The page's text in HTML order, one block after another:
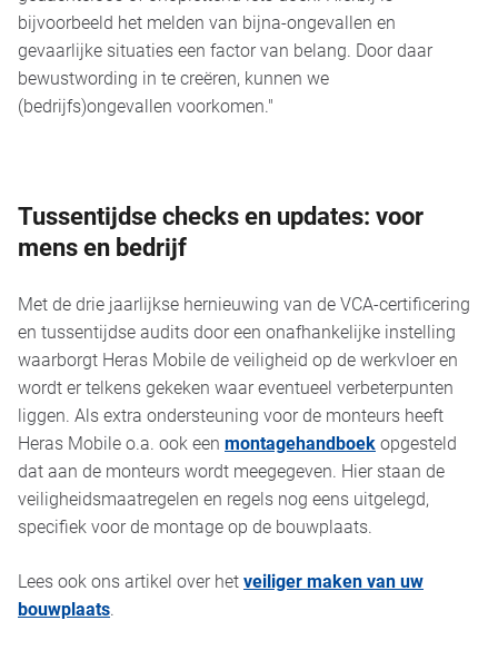
bijvoorbeeld het melden van bijna-ongevallen en
gevaarlijke situaties een factor van belang. Door daar
bewustwording in te creëren, kunnen we
(bedrijfs)ongevallen voorkomen."
Tussentijdse checks en updates: voor
mens en bedrijf
Met de drie jaarlijkse hernieuwing van de VCA-certificering
en tussentijdse audits door een onafhankelijke instelling
waarborgt Heras Mobile de veiligheid op de werkvloer en
wordt er telkens gekeken waar eventueel verbeterpunten
liggen. Als extra ondersteuning voor de monteurs heeft
Heras Mobile o.a. ook een montagehandboekopgesteld
dat aan de monteurs wordt meegegeven. Hier staan de
veiligheidsmaatregelen en regels nog eens uitgelegd,
specifiek voor de montage op de bouwplaats.
Lees ook ons artikel over hetveiliger maken van uw
bouwplaats.